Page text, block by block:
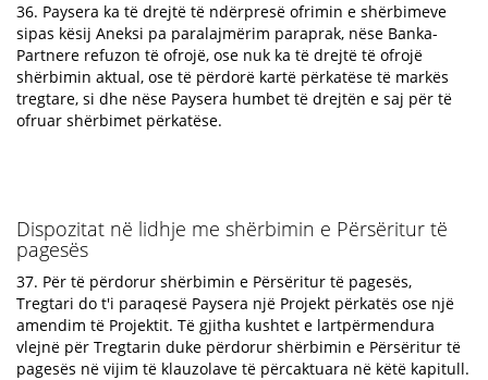
36. Paysera ka të drejtë të ndërpresë ofrimin e shërbimeve
sipas kësij Aneksi pa paralajmërim paraprak, nëse Banka-
Partnere refuzon të ofrojë, ose nuk ka të drejtë të ofrojë
shërbimin aktual, ose të përdorë kartë përkatëse të markës
tregtare, si dhe nëse Paysera humbet të drejtën e saj për të
ofruar shërbimet përkatëse.
Dispozitat në lidhje me shërbimin e Përsëritur të
pagesës
37. Për të përdorur shërbimin e Përsëritur të pagesës,
Tregtari do t'i paraqesë Paysera një Projekt përkatës ose një
amendim të Projektit. Të gjitha kushtet e lartpërmendura
vlejnë për Tregtarin duke përdorur shërbimin e Përsëritur të
pagesës në vijim të klauzolave të përcaktuara në këtë kapitull.